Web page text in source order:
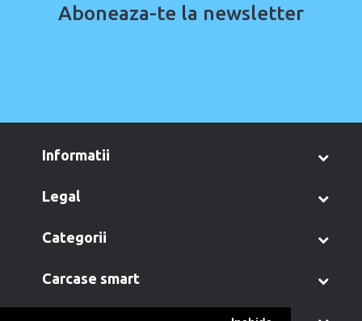
Aboneaza-te la newsletter
informatii
legal
categorii
carcase smart